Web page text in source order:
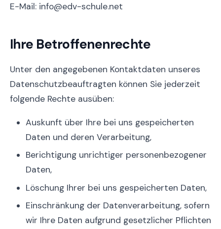
E-Mail: info@edv-schule.net
Ihre Betroffenenrechte
Unter den angegebenen Kontaktdaten unseres
Datenschutzbeauftragten können Sie jederzeit
folgende Rechte ausüben:
Auskunft über Ihre bei uns gespeicherten
Daten und deren Verarbeitung,
Berichtigung unrichtiger personenbezogener
Daten,
Löschung Ihrer bei uns gespeicherten Daten,
Einschränkung der Datenverarbeitung, sofern
wir Ihre Daten aufgrund gesetzlicher Pflichten